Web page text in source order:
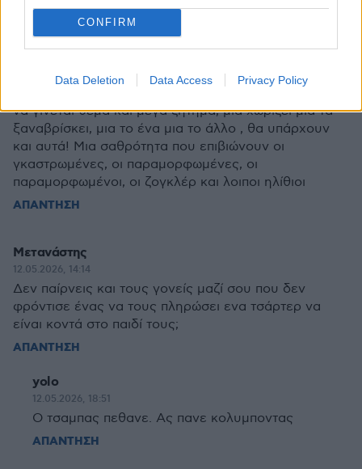
CONFIRM
Data Deletion Data Access Privacy Policy
12.05.2026, 14:55
κοινωνία είναι πως θα τα κονομήσουμε σε τέτοια
να γίνεται θέμα και μέγα ζήτημα, μια χωρίζει μια τα
ξαναβρίσκει, μια το ένα μια το άλλο , θα υπάρχουν
και αυτά! Μια σαθρότητα που επιβιώνουν οι
γκαστρωμένες, οι παραμορφωμένες, οι
παραμορφωμένοι, οι ζογκλέρ και λοιποι ηλίθιοι
ΑΠΑΝΤΗΣΗ
Μετανάστης
12.05.2026, 14:14
Δεν παίρνεις και τους γονείς μαζί σου που δεν
φρόντισε ένας να τους πληρώσει ενα τσάρτερ να
είναι κοντά στο παιδί τους;
ΑΠΑΝΤΗΣΗ
yolo
12.05.2026, 18:51
Ο τσαμπας πεθανε. Ας πανε κολυμποντας
ΑΠΑΝΤΗΣΗ